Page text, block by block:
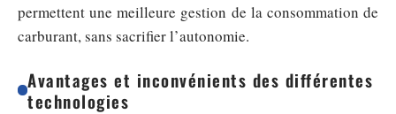
permettent une meilleure gestion de la consommation de
carburant, sans sacrifier l’autonomie.
Avantages et inconvénients des différentes
technologies